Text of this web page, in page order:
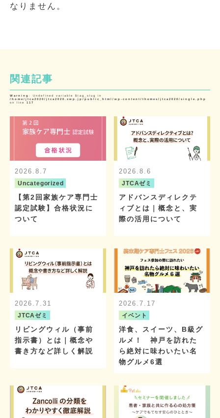
なりません。
関連記事
Warning : Undefined variable $tag_slug in
/home/jtca2020/jtca2020.xwp.jp/public_html/wp-content/themes/jtca2020/single.php
on line 117
2026.8.7
Uncategorized
【第2回家族ケア専門士
認定試験】合格状況に
ついて
2026.8.6
JTCAゼミ
アドバンスディレクテ
ィブとは｜概念と、実
際の活用について
2026.7.31
JTCAゼミ
リビングウィル（事前
指示書）とは｜概念や
書き方など詳しく解説
2026.7.17
イベント
洋食、スイーツ、B級グ
ルメ！ 神戸を訪れた
ら絶対に味わいたい名
物グルメ6選